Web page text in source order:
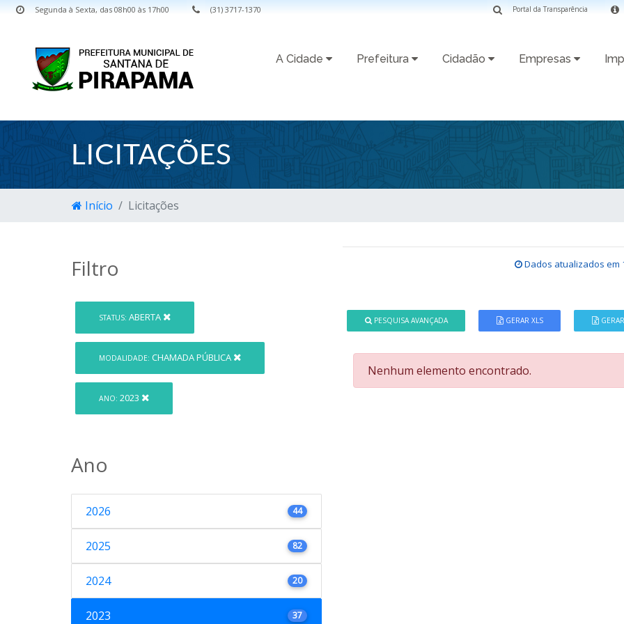
Segunda à Sexta, das 08h00 às 17h00 (31) 3717-1370 Portal da Transparência
A Cidade Prefeitura Cidadão Empresas
LICITAÇÕES
Início Licitações
Filtro
STATUS: ABERTA
MODALIDADE: CHAMADA PÚBLICA
ANO: 2023
Ano
2026 44
2025 82
2024 20
2023 37
Dados atualizados em
PESQUISA AVANÇADA GERAR XLS
Nenhum elemento encontrado.